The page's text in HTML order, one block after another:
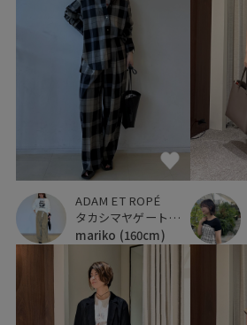
ADAM ET ROPÉ
タカシマヤゲートタワーモール
mariko (160cm)